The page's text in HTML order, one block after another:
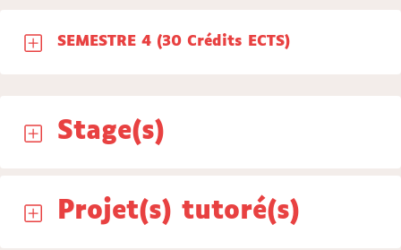
SEMESTRE 4 (30 Crédits ECTS)
Stage(s)
Projet(s) tutoré(s)